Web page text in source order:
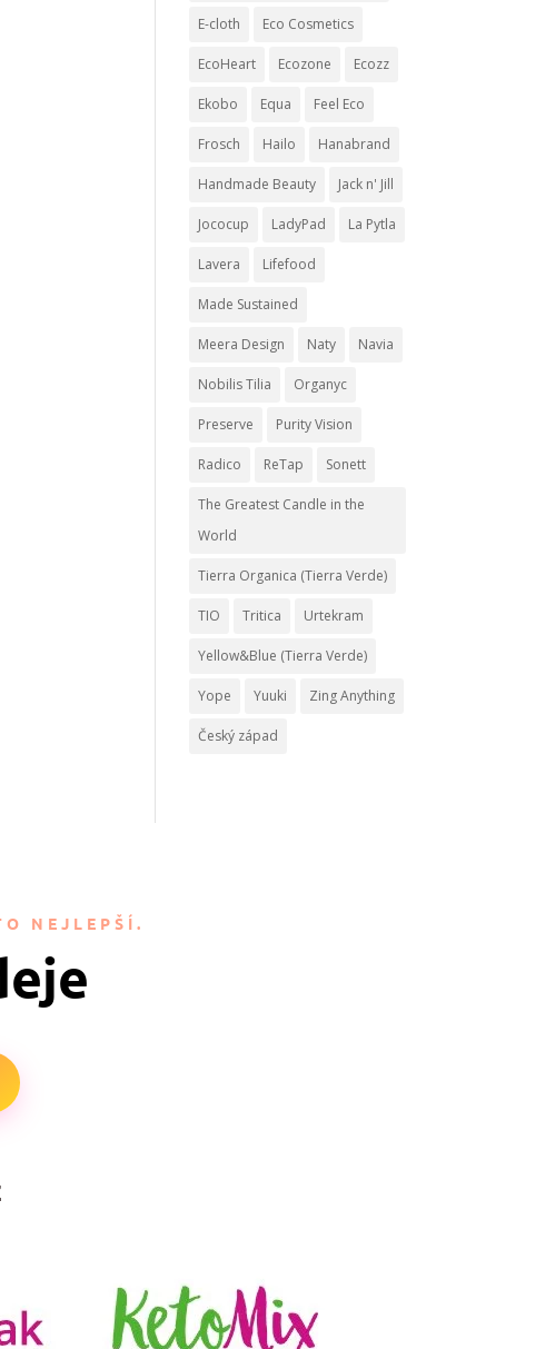
E-cloth Eco Cosmetics
EcoHeart Ecozone Ecozz
Ekobo Equa Feel Eco
Frosch Hailo Hanabrand
Handmade Beauty Jack n' Jill
Jococup LadyPad La Pytla
Lavera Lifefood
Made Sustained
Meera Design Naty Navia
Nobilis Tilia Organyc
Preserve Purity Vision
Radico ReTap Sonett
The Greatest Candle in the
World
Tierra Organica (Tierra Verde)
TIO Tritica Urtekram
Yellow&Blue (Tierra Verde)
Yope Yuuki Zing Anything
Český západ
NEJLEPŠÍ.